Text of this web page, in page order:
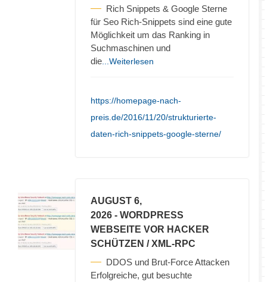
Rich Snippets & Google Sterne
für Seo Rich-Snippets sind eine gute
Möglichkeit um das Ranking in
Suchmaschinen und
die ...Weiterlesen
https://homepage-nach-
preis.de/2016/11/20/strukturierte-
daten-rich-snippets-google-sterne/
AUGUST 6,
2026 - WORDPRESS
WEBSEITE VOR HACKER
SCHÜTZEN / XML-RPC
DDOS und Brut-Force Attacken
Erfolgreiche, gut besuchte